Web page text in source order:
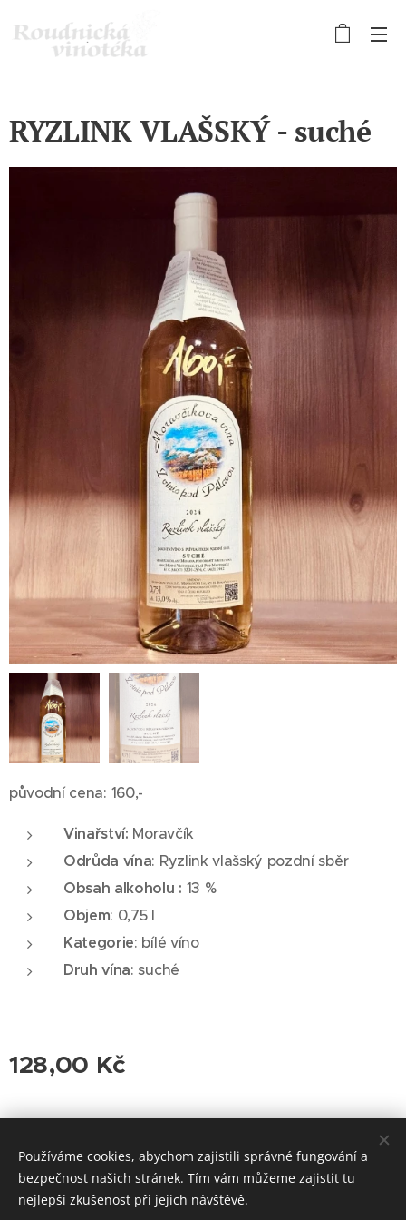
RYZLINK VLAŠSKÝ - suché
původní cena: 160,-
Vinařství: Moravčík
Odrůda vína: Ryzlink vlašský pozdní sběr
Obsah alkoholu : 13 %
Objem: 0,75 l
Kategorie: bílé víno
Druh vína: suché
128,00 Kč
© 2026 Roudnická vinotéka. Všechna práva vyhrazena.
Cookies
Používáme cookies, abychom zajistili správné fungování a
bezpečnost našich stránek. Tím vám můžeme zajistit tu
nejlepší zkušenost při jejich návštěvě.